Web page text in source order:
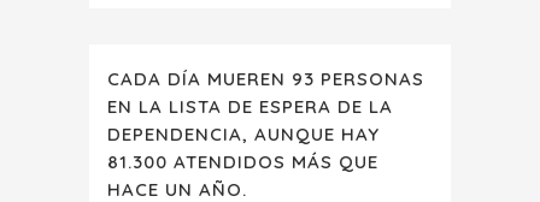
CADA DÍA MUEREN 93 PERSONAS
EN LA LISTA DE ESPERA DE LA
DEPENDENCIA, AUNQUE HAY
81.300 ATENDIDOS MÁS QUE
HACE UN AÑO.